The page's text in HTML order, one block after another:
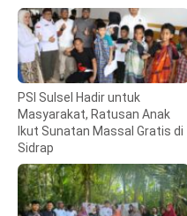
Daerah
PSI Sulsel Hadir untuk
Masyarakat, Ratusan Anak
Ikut Sunatan Massal Gratis di
Sidrap